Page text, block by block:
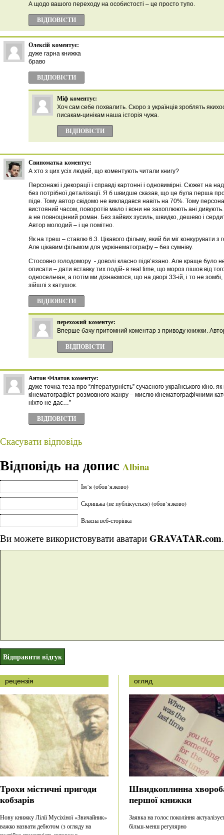
А щодо вашого переходу на особистості – це просто тупо.
ВІДПОВІCТИ
Олексій коментує:
дуже гарна книжка
браво
ВІДПОВІCТИ
Міф коментує:
Хоч сам себе похвалить. Скоро з українців зроблять
писакам-цинікам наша історія чужа.
ВІДПОВІCТИ
Свиноматка коментує:
А хто з цих усіх людей, що коментують читали книгу?
Персонажі і декорації і справді картонні і одновимірні. Сюжет на
без потрібної деталізації. Я б швидше сказав, що це була перша
піде. Тому автор свідомо не викладався навіть на 70%. Тому
вистояний часом, поворотів мало і вони не захоплюють ані
а не повноцінний роман. Без зайвих зусиль, швидко, дешево і
Автор молодий – і це помітно.
Як на треш – ставлю 6.3. Цікавого фільму, який би міг конкурувати з
Але цікавим фільмом для укркінематографу – без сумніву.
Стосовно голодомору - доволі класно підв’язано. Але краще було
описати – дати вставку тих подій- в real time, що мороз пішов від
односельчан, а потім ми дізнаємося, що на дворі 33-ій, і то не
зійшлі з катушок.
ВІДПОВІCТИ
перехожий коментує:
Вперше бачу притомний коментар з приводу книжки.
ВІДПОВІCТИ
Антон Філатов коментує:
дуже точна теза про “літературність” сучасного українського кіно.
кінематографіст розмовного жанру – мислю кінематографічними
ніхто не дає…”
ВІДПОВІCТИ
Скасувати відповідь
Відповідь на допис Albina
Ім’я (обов’язково)
Скринька (не публікується) (обов’язково)
Власна веб-сторінка
Ви можете використовувати аватари GRAVATAR.com.
рецензія
Трохи містичні пригоди
кобзарів
Нову книжку Лілії Мусіхіної «Звичайник»
важко назвати дебютом (з огляду на
огляд
Швидкоплинна
першої книжки
Заявка на голос покоління
більш-менш регулярно